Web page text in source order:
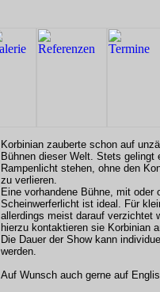
Korbinian zauberte schon auf
Bühnen dieser Welt. Stets gelingt
Rampenlicht stehen, ohne den
zu verlieren.
Eine vorhandene Bühne, mit oder
Scheinwerferlicht ist ideal. Für
allerdings meist darauf verzichtet
hierzu kontaktieren sie Korbinian
Die Dauer der Show kann
werden.
Auf Wunsch auch gerne auf